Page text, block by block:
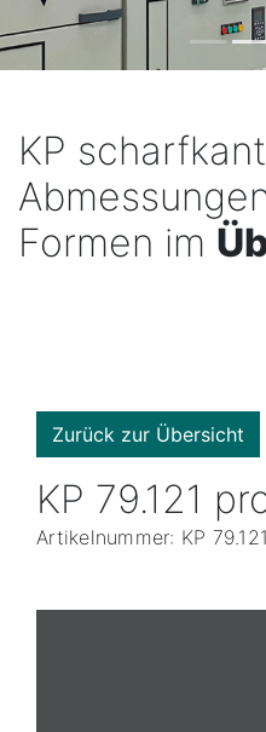
KP
Formen im
Zurück zur Übersicht
KP 79.121
Artikelnummer: KP 79.121